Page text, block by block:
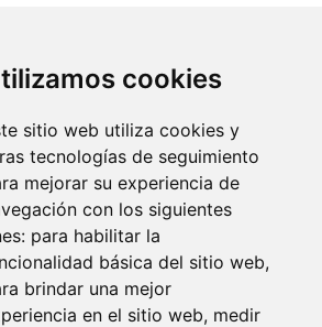
cookies
sitio web utiliza cookies y
tecnologías de seguimiento
mejorar su experiencia de
con los siguientes
para habilitar la
básica del sitio web,
brindar una mejor
en el sitio web, medir